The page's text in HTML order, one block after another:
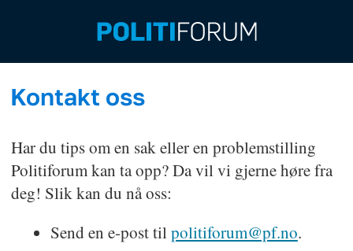
Tips
Kontakt oss
Har du tips om en sak eller en problemstilling
Politiforum kan ta opp? Da vil vi gjerne høre fra
deg! Slik kan du nå oss:
Send en e-post tilpolitiforum@pf.no.